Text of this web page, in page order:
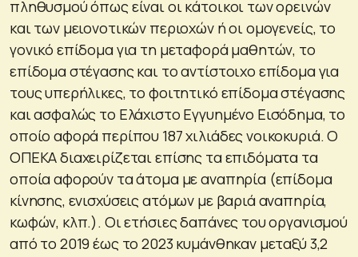
πληθυσμού όπως είναι οι κάτοικοι των ορεινών
και των μειονοτικών περιοχών ή οι ομογενείς, το
γονικό επίδομα για τη μεταφορά μαθητών, το
επίδομα στέγασης και το αντίστοιχο επίδομα για
τους υπερήλικες, το φοιτητικό επίδομα στέγασης
και ασφαλώς το Ελάχιστο Εγγυημένο Εισόδημα, το
οποίο αφορά περίπου 187 χιλιάδες νοικοκυριά. O
ΟΠΕΚΑ διαχειρίζεται επίσης τα επιδόματα τα
οποία αφορούν τα άτομα με αναπηρία (επίδομα
κίνησης, ενισχύσεις ατόμων με βαριά αναπηρία,
κωφών, κλπ.). Οι ετήσιες δαπάνες του οργανισμού
από το 2019 έως το 2023 κυμάνθηκαν μεταξύ 3,2